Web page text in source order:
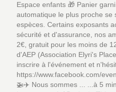
Espace enfants 🎁 Panier
automatique le plus proche se
espèces. Certains exposants
sécurité et d'assurance, nos
2€, gratuit pour les moins de
d'AEP (Association Elyri's
inscrire à l'événement et
https://www.facebook.com/
🚁✈️ Nous sommes ... ...à 5